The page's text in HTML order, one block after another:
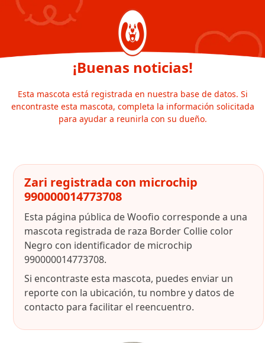
¡Buenas noticias!
Esta mascota está registrada en nuestra base de datos. Si
encontraste esta mascota, completa la información solicitada
para ayudar a reunirla con su dueño.
Zari registrada con microchip
990000014773708
Esta página pública de Woofio corresponde a una
mascota registrada de raza Border Collie color
Negro con identificador de microchip
990000014773708.
Si encontraste esta mascota, puedes enviar un
reporte con la ubicación, tu nombre y datos de
contacto para facilitar el reencuentro.